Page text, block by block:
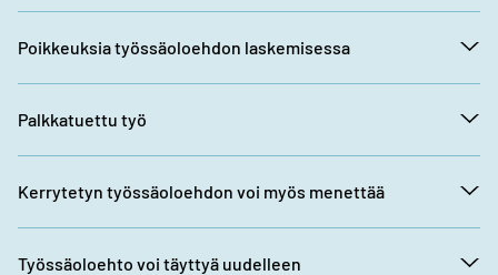
Poikkeuksia työssäoloehdon laskemisessa
Palkkatuettu työ
Kerrytetyn työssäoloehdon voi myös menettää
Työssäoloehto voi täyttyä uudelleen